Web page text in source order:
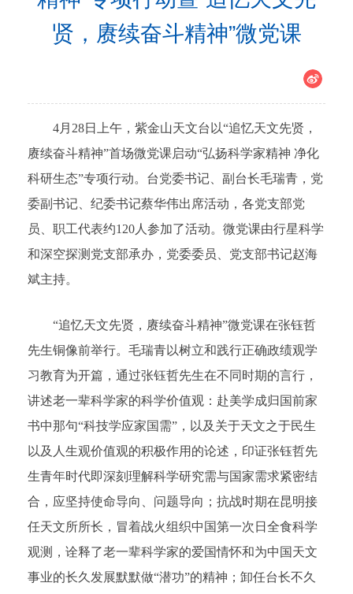
贤，赓续奋斗精神”微党课
4月28日上午，紫金山天文台以“追忆天文先贤，
赓续奋斗精神”首场微党课启动“弘扬科学家精神 净化
科研生态”专项行动。台党委书记、副台长毛瑞青，党
委副书记、纪委书记蔡华伟出席活动，各党支部党
员、职工代表约120人参加了活动。微党课由行星科学
和深空探测党支部承办，党委委员、党支部书记赵海
斌主持。
“追忆天文先贤，赓续奋斗精神”微党课在张钰哲
先生铜像前举行。毛瑞青以树立和践行正确政绩观学
习教育为开篇，通过张钰哲先生在不同时期的言行，
讲述老一辈科学家的科学价值观：赴美学成归国前家
书中那句“科技学应家国需”，以及关于天文之于民生
以及人生观价值观的积极作用的论述，印证张钰哲先
生青年时代即深刻理解科学研究需与国家需求紧密结
合，应坚持使命导向、问题导向；抗战时期在昆明接
任天文所所长，冒着战火组织中国第一次日全食科学
观测，诠释了老一辈科学家的爱国情怀和为中国天文
事业的长久发展默默做“潜功”的精神；卸任台长不久